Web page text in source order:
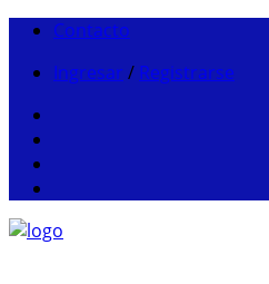
Contacto
Ingresar / Registrarse